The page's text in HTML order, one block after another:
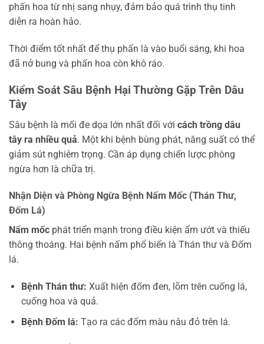
phấn hoa từ nhị sang nhụy, đảm bảo quá trình thụ tinh
diễn ra hoàn hảo.
Thời điểm tốt nhất để thụ phấn là vào buổi sáng, khi hoa
đã nở bung và phấn hoa còn khô ráo.
Kiểm Soát Sâu Bệnh Hại Thường Gặp Trên Dâu
Tây
Sâu bệnh là mối đe dọa lớn nhất đối với cách trồng dâu
tây ra nhiều quả. Một khi bệnh bùng phát, năng suất có thể
giảm sút nghiêm trọng. Cần áp dụng chiến lược phòng
ngừa hơn là chữa trị.
Nhận Diện và Phòng Ngừa Bệnh Nấm Mốc (Thán Thư,
Đốm Lá)
Nấm mốc phát triển mạnh trong điều kiện ẩm ướt và thiếu
thông thoáng. Hai bệnh nấm phổ biến là Thán thư và Đốm
lá.
Bệnh Thán thư: Xuất hiện đốm đen, lõm trên cuống lá,
cuống hoa và quả.
Bệnh Đốm lá: Tạo ra các đốm màu nâu đỏ trên lá.